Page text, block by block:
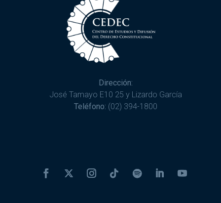
Dirección:
José Tamayo E10 25 y Lizardo García
Teléfono: (02) 394-1800